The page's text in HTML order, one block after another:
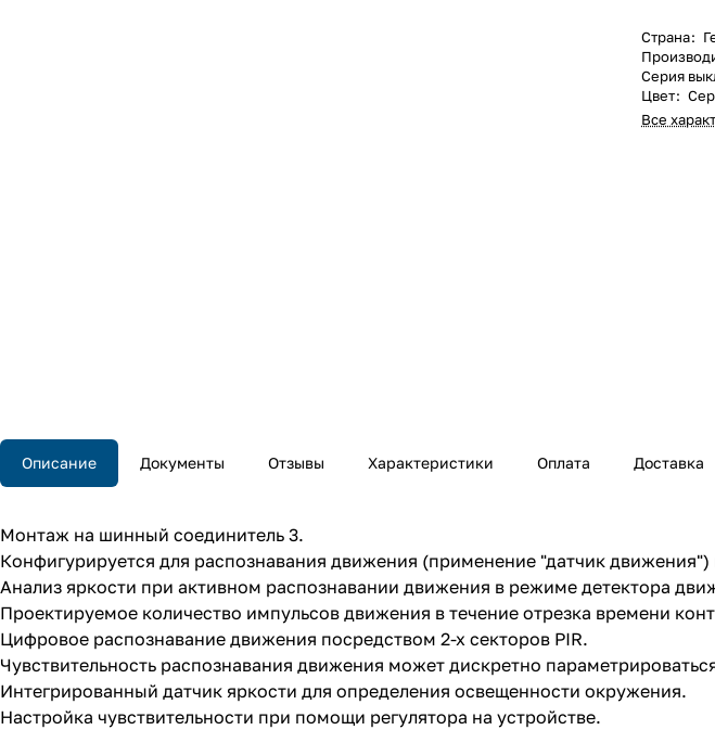
Страна:
Серия
Цвет:
Все
Описание Документы Отзывы Характеристики Оплата Доставка
Монтаж на шинный соединитель 3.
Конфигурируется для распознавания движения (применение "датчик
Анализ яркости при активном распознавании движения в режиме детектора
Проектируемое количество импульсов движения в течение отрезка времени
Цифровое распознавание движения посредством 2-х секторов PIR.
Чувствительность распознавания движения может дискретно
Интегрированный датчик яркости для определения освещенности окружения.
Настройка чувствительности при помощи регулятора на устройстве.